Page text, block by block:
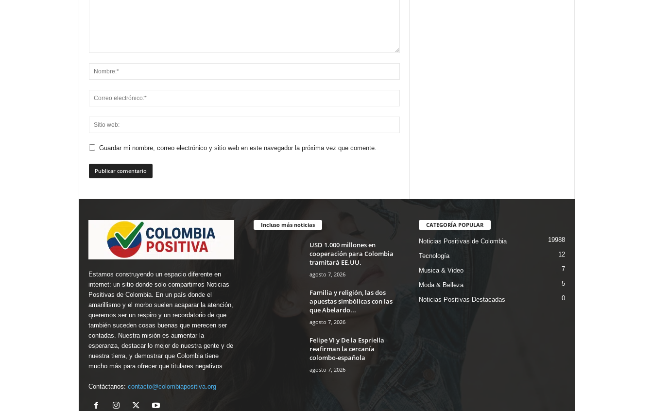
Guardar mi nombre, correo electrónico y sitio web en este navegador la próxima vez que comente.
Estamos construyendo un espacio diferente en
internet: un sitio donde solo compartimos Noticias
Positivas de Colombia. En un país donde el
amarillismo y el morbo suelen acaparar la atención,
queremos ser un respiro y un recordatorio de que
también suceden cosas buenas que merecen ser
contadas. Nuestra misión es aumentar la
esperanza, destacar lo mejor de nuestra gente y de
nuestra tierra, y demostrar que Colombia tiene
mucho más para ofrecer que titulares negativos.
Contáctanos: contacto@colombiapositiva.org
Incluso más noticias
USD 1.000 millones en
cooperación para Colombia
tramitará EE.UU.
agosto 7, 2026
Familia y religión, las dos
apuestas simbólicas con las
que Abelardo...
agosto 7, 2026
Felipe VI y De la Espriella
reafirman la cercanía
colombo-española
agosto 7, 2026
CATEGORÍA POPULAR
Noticias Positivas de Colombia 19988
Tecnología 12
Musica & Video 7
Moda & Belleza 5
Noticias Positivas Destacadas 0